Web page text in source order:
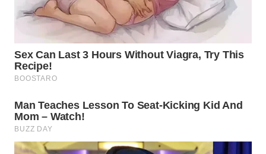
WN
TAPANULI
WN DELI
SERDANG
WN
TEBING
TINGGI